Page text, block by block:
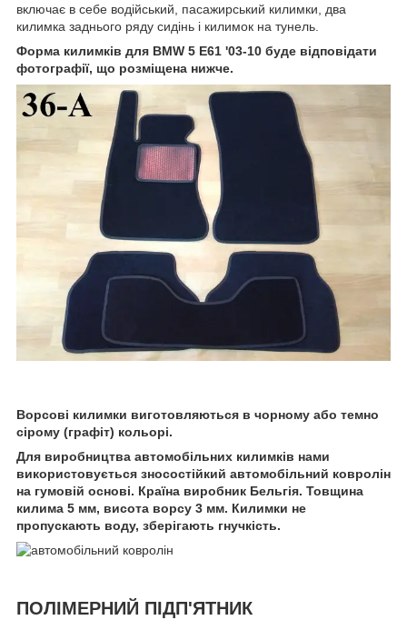
включає в себе водійський, пасажирський килимки, два
килимка заднього ряду сидінь і килимок на тунель.
Форма килимків для BMW 5 E61 '03-10 буде відповідати
фотографії, що розміщена нижче.
Ворсові килимки виготовляються в чорному або темно
сірому (графіт) кольорі.
Для виробництва автомобільних килимків нами
використовується зносостійкий автомобільний ковролін
на гумовій основі. Країна виробник Бельгія. Товщина
килима 5 мм, висота ворсу 3 мм. Килимки не
пропускають воду, зберігають гнучкість.
ПОЛІМЕРНИЙ ПІДП'ЯТНИК